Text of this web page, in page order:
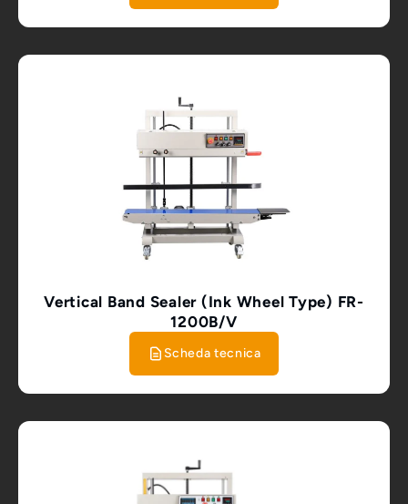
Vertical Band Sealer (Ink Wheel Type) FR-
1200B/V
Scheda tecnica